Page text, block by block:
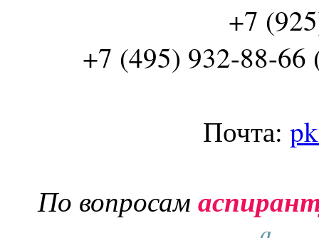
+7
+7 (495) 932-88-66
Почта:
По вопросам